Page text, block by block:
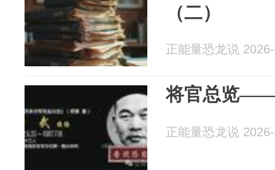
（二）
正能量恐龙说
将官总览
正能量恐龙说